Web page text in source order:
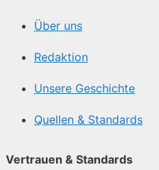
Über uns
Redaktion
Unsere Geschichte
Quellen & Standards
Vertrauen & Standards